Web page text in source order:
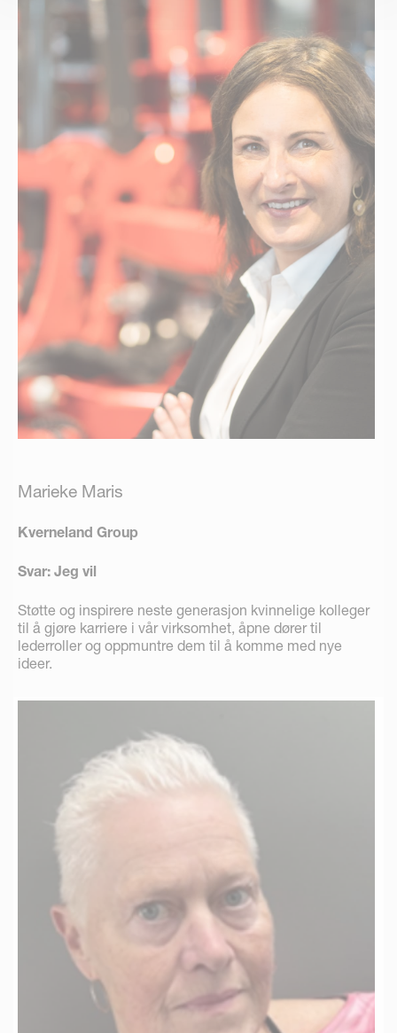
Marieke Maris
Kverneland Group
Svar: Jeg vil
Støtte og inspirere neste generasjon kvinnelige kolleger
til å gjøre karriere i vår virksomhet, åpne dører til
lederroller og oppmuntre dem til å komme med nye
ideer.